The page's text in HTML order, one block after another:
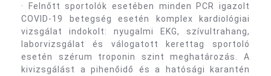
· Felnőtt sportolók esetében minden PCR igazolt
COVID-19 betegség esetén komplex kardiológiai
vizsgálat indokolt: nyugalmi EKG, szívultrahang,
laborvizsgálat és válogatott kerettag sportoló
esetén szérum troponin szint meghatározás. A
kivizsgálást a pihenőidő és a hatósági karantén